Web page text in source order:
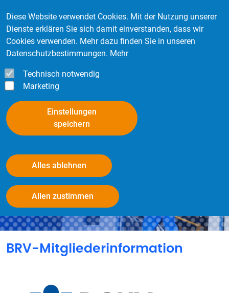
Diese Website verwendet Cookies. Mit der Nutzung unserer
Dienste erklären Sie sich damit einverstanden, dass wir
Cookies verwenden. Mehr dazu finden Sie in unseren
Datenschutzbestimmungen. Mehr
Technisch notwendig
Marketing
Einstellungen
speichern
Alles ablehnen
Allen zustimmen
Kontakt Login
Damit es rund läuft!
Der Repräsentant der Reifen- und Räderspezialisten mit
angeschlossenem Kfz-Service in Deutschland.
BRV-Mitgliederinformation